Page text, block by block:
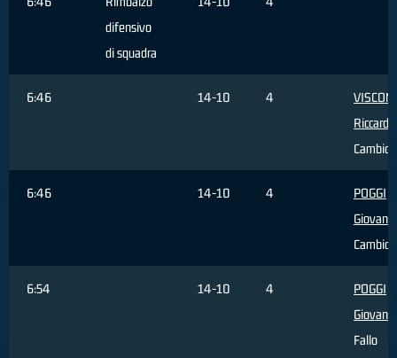
difensivo
di squadra
6:46 14-10 4
Riccardo
Cambio
6:46 14-10 4
POGGI
Giovanni
Cambio
6:54 14-10 4
POGGI
Giovanni
Fallo